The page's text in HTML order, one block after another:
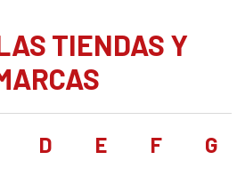
TIENDAS Y
D E F G